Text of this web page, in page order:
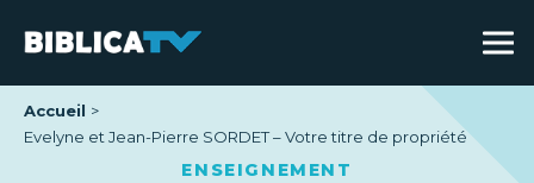
Accueil
Evelyne et Jean-Pierre SORDET – Votre titre de propriété
ENSEIGNEMENT